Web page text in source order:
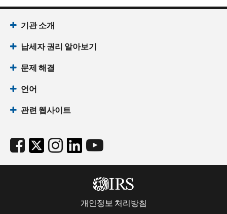
기관 소개
납세자 권리 알아보기
문제 해결
언어
관련 웹사이트
개인정보 처리방침